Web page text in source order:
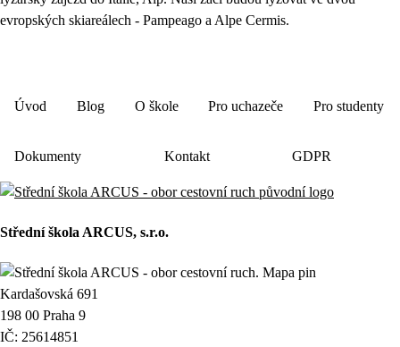
evropských skiareálech - Pampeago a Alpe Cermis.
Úvod Blog O škole Pro uchazeče Pro studenty
Dokumenty Kontakt GDPR
Střední škola ARCUS, s.r.o.
Kardašovská 691
198 00 Praha 9
IČ: 25614851